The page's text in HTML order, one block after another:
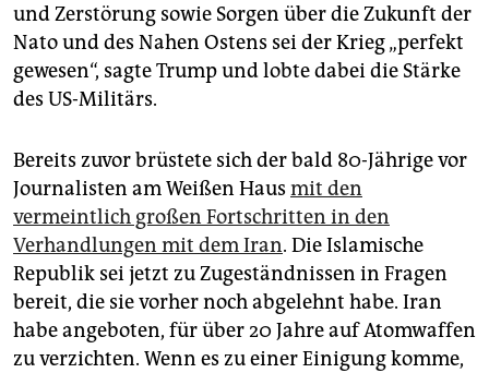
und Zerstörung sowie Sorgen über die Zukunft der
Nato und des Nahen Ostens sei der Krieg „perfekt
gewesen“, sagte Trump und lobte dabei die Stärke
des US-Militärs.
Bereits zuvor brüstete sich der bald 80-Jährige vor
Journalisten am Weißen Haus mit den
vermeintlich großen Fortschritten in den
Verhandlungen mit dem Iran. ‌Die Islamische
Republik sei jetzt zu Zugeständnissen in Fragen
bereit, die sie vorher noch abgelehnt habe. Iran
habe angeboten, für über 20 Jahre auf Atomwaffen
zu verzichten. Wenn es zu einer Einigung komme,